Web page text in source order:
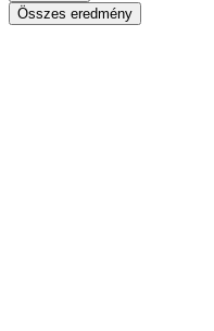
Összes eredmény